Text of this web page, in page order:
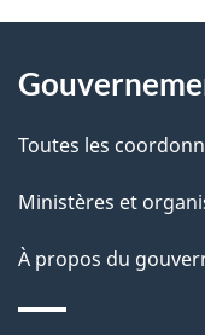
D
t
a
l
s
propos
ce
site
Toutes les
Ministères et
À propos du